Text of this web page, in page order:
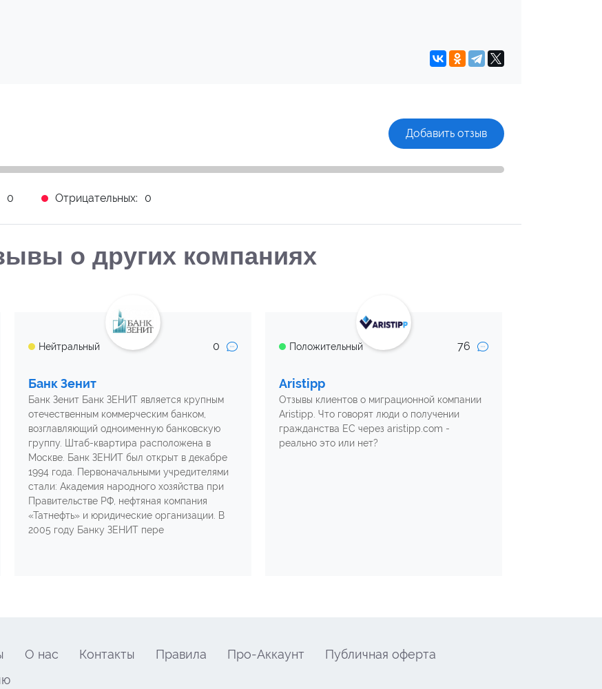
Добавить отзыв
0 Отрицательных: 0
о других компаниях
Нейтральный 0
Банк Зенит
Банк Зенит Банк ЗЕНИТ является крупным
отечественным коммерческим банком,
возглавляющий одноименную банковскую
группу. Штаб-квартира расположена в
Москве. Банк ЗЕНИТ был открыт в декабре
1994 года. Первоначальными учредителями
стали: Академия народного хозяйства при
Правительстве РФ, нефтяная компания
«Татнефть» и юридические организации. В
2005 году Банку ЗЕНИТ пере
Положительный 76
Aristipp
Отзывы клиентов о миграционной компании
Aristipp. Что говорят люди о получении
гражданства ЕС через aristipp.com -
реально это или нет?
О нас Контакты Правила Про-Аккаунт
Публичная оферта